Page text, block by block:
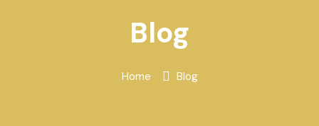
Blog
Home Blog